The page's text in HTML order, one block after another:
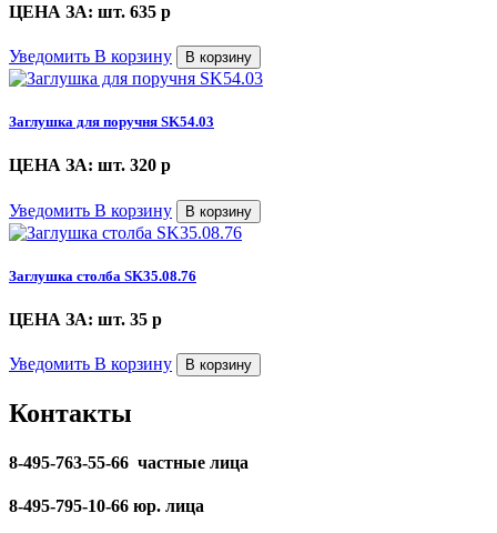
ЦЕНА ЗА: шт. 635 p
Уведомить В корзину В корзину
Заглушка для поручня SK54.03
ЦЕНА ЗА: шт. 320 p
Уведомить В корзину В корзину
Заглушка столба SK35.08.76
ЦЕНА ЗА: шт. 35 p
Уведомить В корзину В корзину
Контакты
8-495-763-55-66 частные лица
8-495-795-10-66 юр. лица